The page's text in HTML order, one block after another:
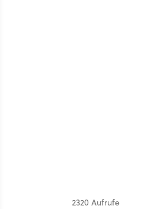
2320 Aufrufe